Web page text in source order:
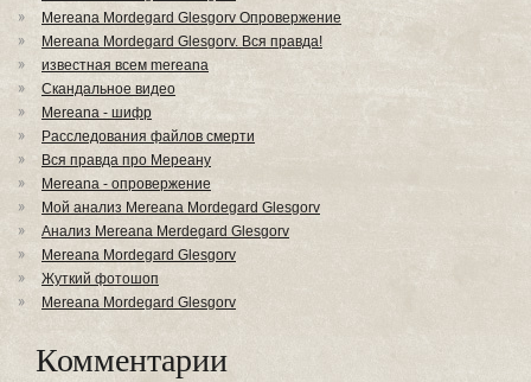
Mereana Mordegard Glesgorv Опровержение
Mereana Mordegard Glesgorv. Вся правда!
известная всем mereana
Скандальное видео
Mereana - шифр
Расследования файлов смерти
Вся правда про Мереану
Mereana - опровержение
Мой анализ Mereana Mordegard Glesgorv
Анализ Mereana Merdegard Glesgorv
Mereana Mordegard Glesgorv
Жуткий фотошоп
Mereana Mordegard Glesgorv
Комментарии